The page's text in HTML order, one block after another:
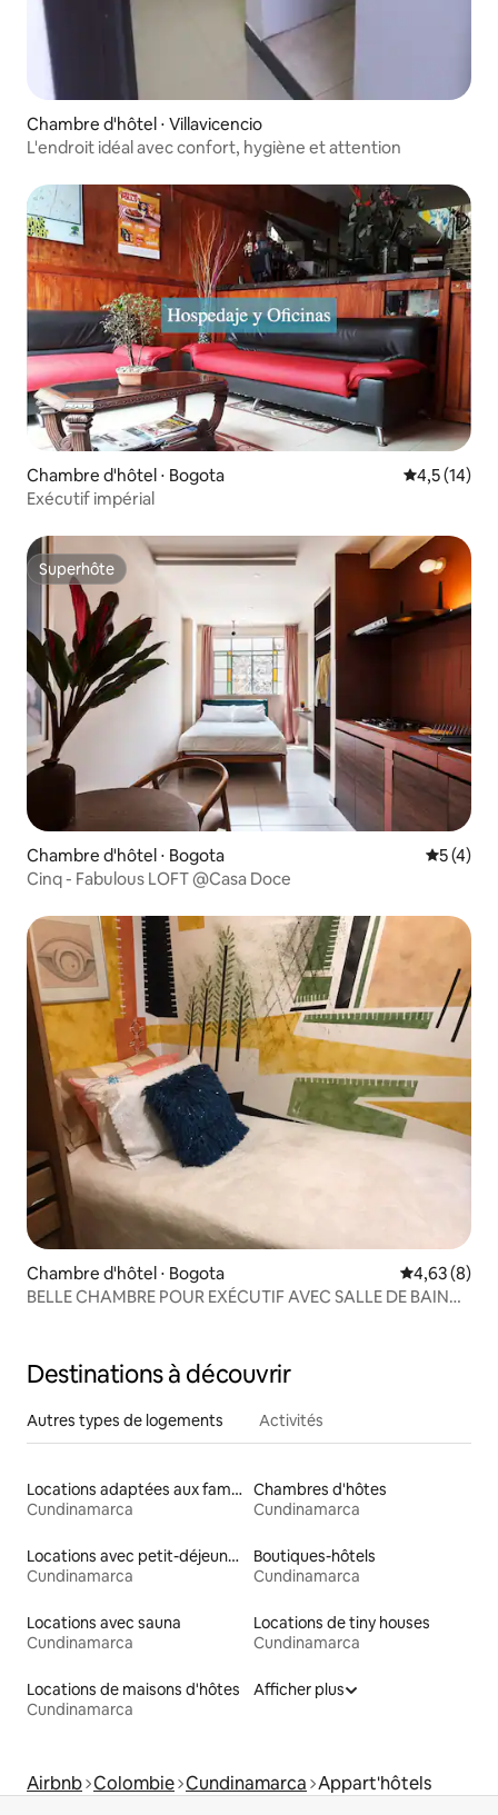
Chambre d'hôtel ⋅ Villavicencio
L'endroit idéal avec confort, hygiène et attention
Chambre d'hôtel ⋅ Bogota Évaluation
4,5 (14)
Exécutif impérial
Superhôte
Superhôte
Chambre d'hôtel ⋅ Bogota
5 (4)
Cinq - Fabulous LOFT @Casa Doce
Chambre d'hôtel ⋅ Bogota Évaluation
4,63 (8)
BELLE CHAMBRE POUR EXÉCUTIF AVEC SALLE DE BAIN
Destinations à découvrir
Autres types de logements Activités
Locations adaptées aux familles
Cundinamarca
Chambres d'hôtes
Cundinamarca
Locations avec petit-déjeuner
Cundinamarca
Boutiques-hôtels
Cundinamarca
Locations avec sauna
Cundinamarca
Locations de tiny houses
Cundinamarca
Locations de maisons d'hôtes
Cundinamarca
Afficher plus
Airbnb Colombie Cundinamarca Appart'hôtels